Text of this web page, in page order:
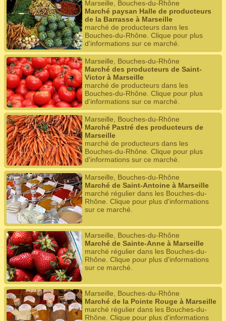
Marseille, Bouches-du-Rhône
Marché paysan Halle de producteurs
de la Barrasse à Marseille
marché de producteurs dans les
Bouches-du-Rhône. Clique pour plus
d'informations sur ce marché.
Marseille, Bouches-du-Rhône
Marché des producteurs de Saint-
Victor à Marseille
marché de producteurs dans les
Bouches-du-Rhône. Clique pour plus
d'informations sur ce marché.
Marseille, Bouches-du-Rhône
Marché Pastré des producteurs de
Marseille
marché de producteurs dans les
Bouches-du-Rhône. Clique pour plus
d'informations sur ce marché.
Marseille, Bouches-du-Rhône
Marché de Saint-Antoine à Marseille
marché régulier dans les Bouches-du-
Rhône. Clique pour plus d'informations
sur ce marché.
Marseille, Bouches-du-Rhône
Marché de Sainte-Anne à Marseille
marché régulier dans les Bouches-du-
Rhône. Clique pour plus d'informations
sur ce marché.
Marseille, Bouches-du-Rhône
Marché de la Pointe Rouge à Marseille
marché régulier dans les Bouches-du-
Rhône. Clique pour plus d'informations